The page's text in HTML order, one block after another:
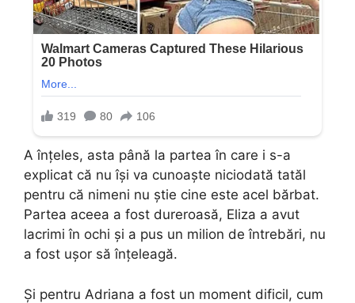
A înțeles, asta până la partea în care i s-a
explicat că nu își va cunoaște niciodată tatăl
pentru că nimeni nu știe cine este acel bărbat.
Partea aceea a fost dureroasă, Eliza a avut
lacrimi în ochi și a pus un milion de întrebări, nu
a fost ușor să înțeleagă.
Și pentru Adriana a fost un moment dificil, cum